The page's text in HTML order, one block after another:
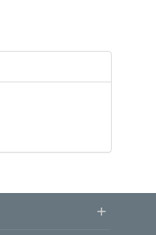
+